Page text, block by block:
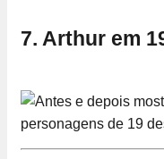
7. Arthur em